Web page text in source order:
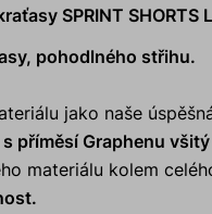
SPRINT SHORTS
pohodlného střihu.
jako naše
příměsí Graphenu
materiálu kolem